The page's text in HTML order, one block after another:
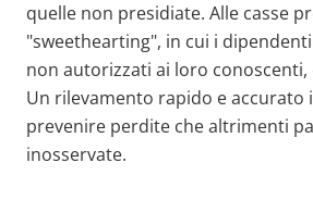
quelle non presidiate. Alle casse
"sweethearting", in cui i
non autorizzati ai loro
Un rilevamento rapido e accurato
prevenire perdite che altrimenti
inosservate.